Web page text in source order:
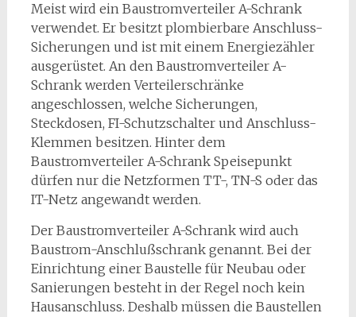
Meist wird ein Baustromverteiler A-Schrank
verwendet. Er besitzt plombierbare Anschluss-
Sicherungen und ist mit einem Energiezähler
ausgerüstet. An den Baustromverteiler A-
Schrank werden Verteilerschränke
angeschlossen, welche Sicherungen,
Steckdosen, FI-Schutzschalter und Anschluss-
Klemmen besitzen. Hinter dem
Baustromverteiler A-Schrank Speisepunkt
dürfen nur die Netzformen TT-, TN-S oder das
IT-Netz angewandt werden.
Der Baustromverteiler A-Schrank wird auch
Baustrom-Anschlußschrank genannt. Bei der
Einrichtung einer Baustelle für Neubau oder
Sanierungen besteht in der Regel noch kein
Hausanschluss. Deshalb müssen die Baustellen